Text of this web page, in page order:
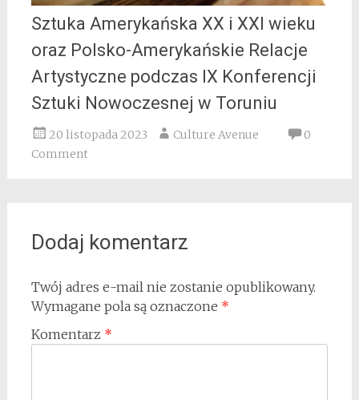
Sztuka Amerykańska XX i XXI wieku
oraz Polsko-Amerykańskie Relacje
Artystyczne podczas IX Konferencji
Sztuki Nowoczesnej w Toruniu
20 listopada 2023 Culture Avenue
0
Comment
Dodaj komentarz
Twój adres e-mail nie zostanie opublikowany.
Wymagane pola są oznaczone *
Komentarz *